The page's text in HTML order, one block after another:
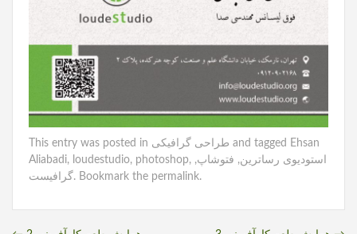
This entry was posted in طراحی گرافیکی and tagged Ehsan
Aliabadi, loudestudio, photoshop, استودیوی رساترین, فتوشاپ,
گرافیست. Bookmark the permalink.